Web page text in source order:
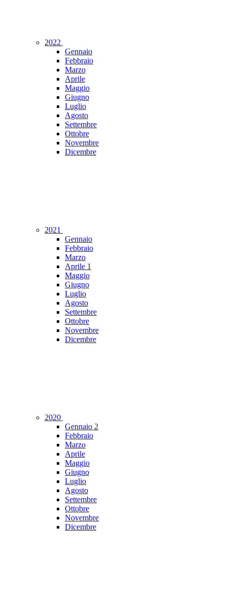
2022
Gennaio
Febbraio
Marzo
Aprile
Maggio
Giugno
Luglio
Agosto
Settembre
Ottobre
Novembre
Dicembre
2021
Gennaio
Febbraio
Marzo
Aprile 1
Maggio
Giugno
Luglio
Agosto
Settembre
Ottobre
Novembre
Dicembre
2020
Gennaio 2
Febbraio
Marzo
Aprile
Maggio
Giugno
Luglio
Agosto
Settembre
Ottobre
Novembre
Dicembre